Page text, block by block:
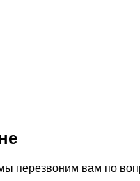
перезвоним вам по